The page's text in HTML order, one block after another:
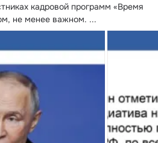
кадровой программ «Время
не менее важном. ...